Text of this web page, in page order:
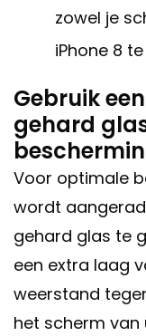
zowel je
iPhone 8
Gebruik
gehard
Voor optimale
wordt
gehard glas te
een extra laag
weerstand
het scherm van